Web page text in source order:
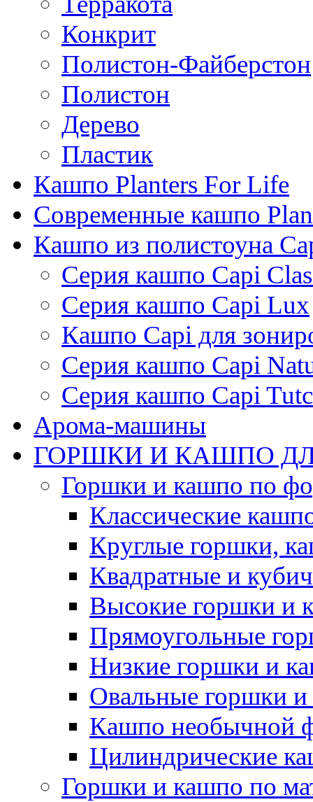
Конкрит
Полистон-Файберстон
Полистон
Дерево
Пластик
Кашпо Planters For Life
Современные кашпо
Кашпо из полистоуна
Серия кашпо Capi
Серия кашпо Capi Lux
Кашпо Capi для
Серия кашпо Capi
Серия кашпо Capi
Арома-машины
ГОРШКИ И КАШПО
Горшки и кашпо по
Классические
Круглые горшки,
Квадратные и
Высокие горшки и
Прямоугольные
Низкие горшки и
Овальные горшки
Кашпо необычной
Цилиндрические
Горшки и кашпо по